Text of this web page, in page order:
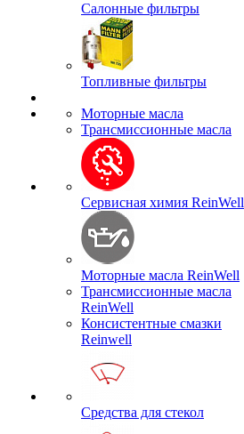
Салонные фильтры
Топливные фильтры
Моторные масла
Трансмиссионные масла
Сервисная химия ReinWell
Моторные масла ReinWell
Трансмиссионные масла
ReinWell
Консистентные смазки
Reinwell
Средства для стекол